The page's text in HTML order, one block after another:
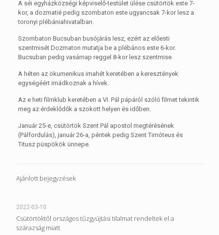
A séi egyházközségi képviselő-testület ülése csütörtök este 7-
kor, a dozmatié pedig szombaton este ugyancsak 7-kor lesz a
toronyi plébániahivatalban.
Szombaton Bucsuban busójárás lesz, ezért az előesti
szentmisét Dozmaton mutatja be a plébános este 6-kor.
Bucsuban pedig vasárnap reggel 8-kor lesz szentmise.
A héten az ökumenikus imahét keretében a keresztények
egységéért imádkoznak a hívek.
Az e heti filmklub keretében a VI. Pál pápáról szóló filmet tekintik
meg az érdeklődők a szokott helyen és időben.
Január 25-e, csütörtök Szent Pál apostol megtérésének
(Pálfordulás), január 26-a, péntek pedig Szent Timóteus és
Titusz püspökök ünnepe.
Ajánlott bejegyzések
2022-03-10
Csütörtöktől országos tűzgyújtási tilalmat rendeltek el a
szárazság miatt